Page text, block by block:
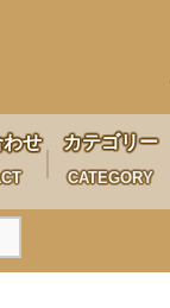
わせ カテゴリー
CATEGORY